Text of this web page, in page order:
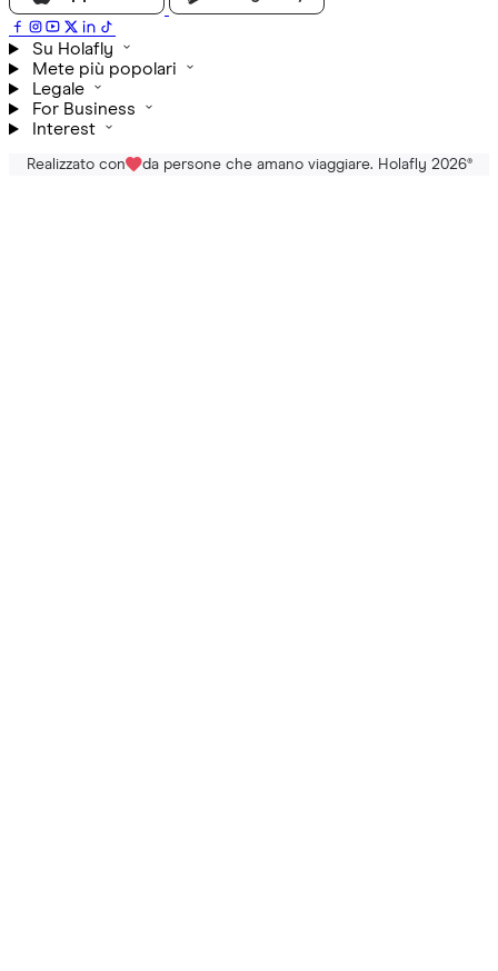
Su Holafly
Mete più popolari
Legale
For Business
Interest
Realizzato con da persone che amano viaggiare. Holafly 2026®